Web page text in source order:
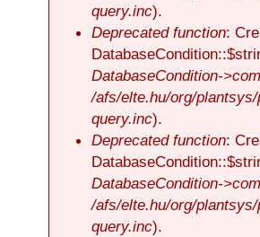
query.inc).
Deprecated function:
DatabaseCondition-
/afs/elte.hu/org/
query.inc).
Deprecated function:
DatabaseCondition-
/afs/elte.hu/org/
query.inc).